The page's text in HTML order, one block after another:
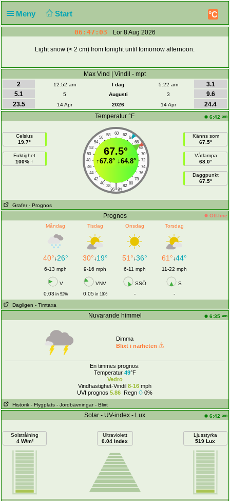
Meny Start °C
06:47:03 Lör 8 Aug 2026
Light snow (< 2 cm) from tonight until tomorrow afternoon.
Max Vind | Vindil - mpt
2
12:52 am I dag 5:22 am
3.1
5.1
5 Augusti 3
9.6
23.5
14 Apr 2026 14 Apr
24.4
Temperatur °F
6:42 am
Celsius
19.7°
Fuktighet
100% ↑
60
58 62
56
64
54
66
52
68
50
70
48
72
46
74
44
76
42
78
40
80
38 82
|
36 84
67.5°
↑67.8°↓64.8°
Känns som
67.5°
Våtlampa
68.0°
Daggpunkt
67.5°
Grafer - Prognos
Prognos
Off-line
Måndag
Tisdag Onsdag Torsdag
40°↓26° 30°↓19° 51°↓36° 61°↓44°
6-13 mph 9-16 mph 6-11 mph 11-22 mph
V VNV SSÖ
S
0.03 in 52% 0.05in 18% -
-
Dagligen - Timtaxa
Nuvarande himmel 6:35 am
Dimma
Blixt i närheten
En timmes prognos:
Temperatur 49°F
Vedro
Vindhastighet-Vindil 8-16 mph
UVI prognos5.86 Regn 0%
Historik - Flygplats - Jordbävningar - Blixt
Solar - UV-index - Lux 6:42 am
Solstrålning
4 W/m²
Ultraviolett
0.04 Index
Ljusstyrka
519 Lux